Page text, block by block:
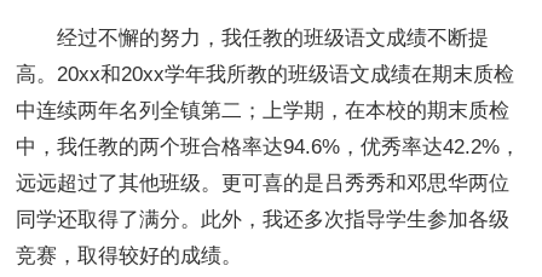
经过不懈的努力，我任教的班级语文成绩不断提
高。20xx和20xx学年我所教的班级语文成绩在期末质检
中连续两年名列全镇第二；上学期，在本校的期末质检
中，我任教的两个班合格率达94.6%，优秀率达42.2%，
远远超过了其他班级。更可喜的是吕秀秀和邓思华两位
同学还取得了满分。此外，我还多次指导学生参加各级
竞赛，取得较好的成绩。